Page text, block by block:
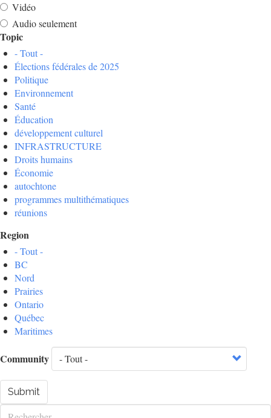
Vidéo
Audio seulement
Topic
- Tout -
Élections fédérales de 2025
Politique
Environnement
Santé
Éducation
développement culturel
INFRASTRUCTURE
Droits humains
Économie
autochtone
programmes multithématiques
réunions
Region
- Tout -
BC
Nord
Prairies
Ontario
Québec
Maritimes
Community
Submit
Rechercher